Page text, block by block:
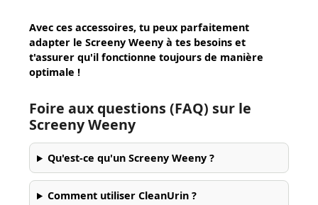
Avec ces accessoires, tu peux parfaitement
adapter le Screeny Weeny à tes besoins et
t'assurer qu'il fonctionne toujours de manière
optimale !
Foire aux questions (FAQ) sur le
Screeny Weeny
Qu'est-ce qu'un Screeny Weeny ?
Comment utiliser CleanUrin ?